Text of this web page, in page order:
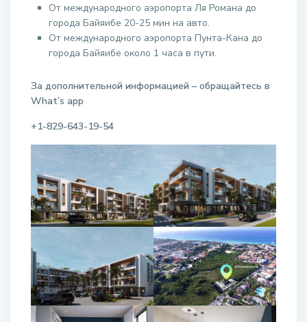
От международного аэропорта Ля Романа до
города Байяибе 20-25 мин на авто.
От международного аэропорта Пунта-Кана до
города Байяибе около 1 часа в пути.
За дополнительной информацией – обращайтесь в
What’s app
+1-829-643-19-54